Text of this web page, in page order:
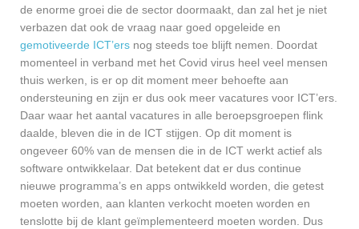
de enorme groei die de sector doormaakt, dan zal het je niet
verbazen dat ook de vraag naar goed opgeleide en
gemotiveerde ICT’ers nog steeds toe blijft nemen. Doordat
momenteel in verband met het Covid virus heel veel mensen
thuis werken, is er op dit moment meer behoefte aan
ondersteuning en zijn er dus ook meer vacatures voor ICT’ers.
Daar waar het aantal vacatures in alle beroepsgroepen flink
daalde, bleven die in de ICT stijgen. Op dit moment is
ongeveer 60% van de mensen die in de ICT werkt actief als
software ontwikkelaar. Dat betekent dat er dus continue
nieuwe programma’s en apps ontwikkeld worden, die getest
moeten worden, aan klanten verkocht moeten worden en
tenslotte bij de klant geïmplementeerd moeten worden. Dus